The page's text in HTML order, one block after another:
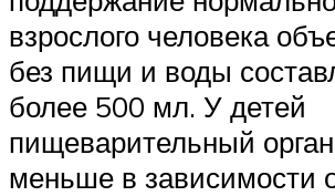
взрослого человека
без пищи и воды
более 500 мл. У детей
пищеварительный орган
меньше в зависимости